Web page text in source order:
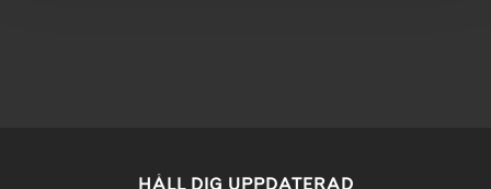
HÅLL DIG UPPDATERAD